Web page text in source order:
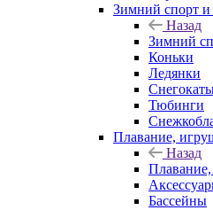
Зимний спорт
Назад
Зимний
Коньки
Ледянки
Тюбинги
Плавание,
Назад
Бассейны